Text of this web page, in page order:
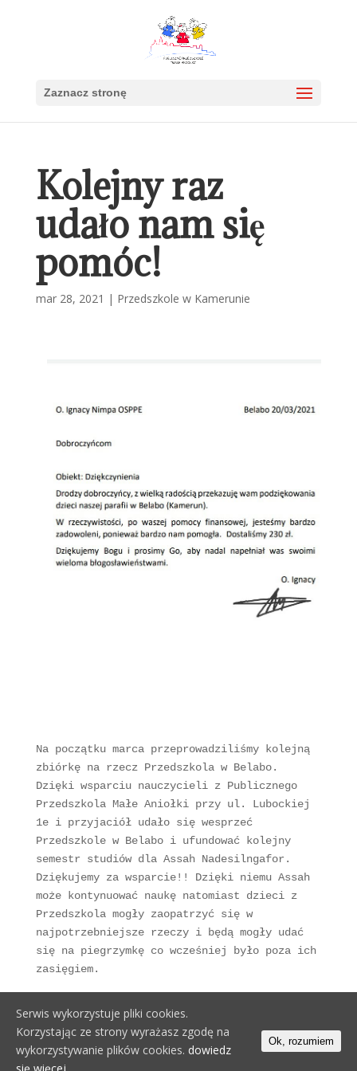
Zaznacz stronę
Kolejny raz
udało nam się
pomóc!
mar 28, 2021 | Przedszkole w Kamerunie
Na początku marca przeprowadziliśmy kolejną
zbiórkę na rzecz Przedszkola w Belabo.
Dzięki wsparciu nauczycieli z Publicznego
Przedszkola Małe Aniołki przy ul. Lubockiej
1e i przyjaciół udało się wesprzeć
Przedszkole w Belabo i ufundować kolejny
semestr studiów dla Assah Nadesilngafor.
Dziękujemy za wsparcie!! Dzięki niemu Assah
może kontynuować naukę natomiast dzieci z
Przedszkola mogły zaopatrzyć się w
najpotrzebniejsze rzeczy i będą mogły udać
się na piegrzymkę co wcześniej było poza ich
zasięgiem.
Wszelkie prawa zastrzeżone © 2019 Bujamy się w
Serwis wykorzystuje pliki cookies.
Korzystając ze strony wyrażasz zgodę na
wykorzystywanie plików cookies. dowiedz
Ok, rozumiem